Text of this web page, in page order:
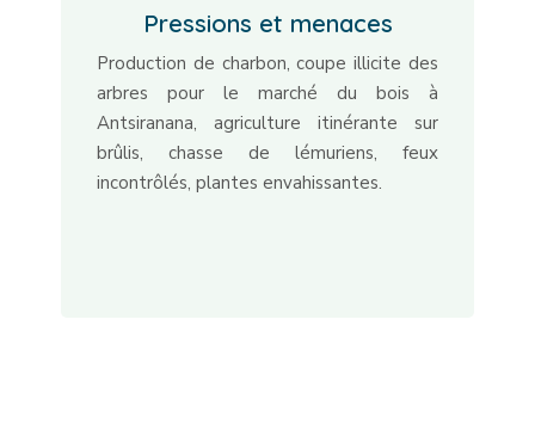
Pressions et menaces
Production de charbon, coupe illicite des
arbres pour le marché du bois à
Antsiranana, agriculture itinérante sur
brûlis, chasse de lémuriens, feux
incontrôlés, plantes envahissantes.